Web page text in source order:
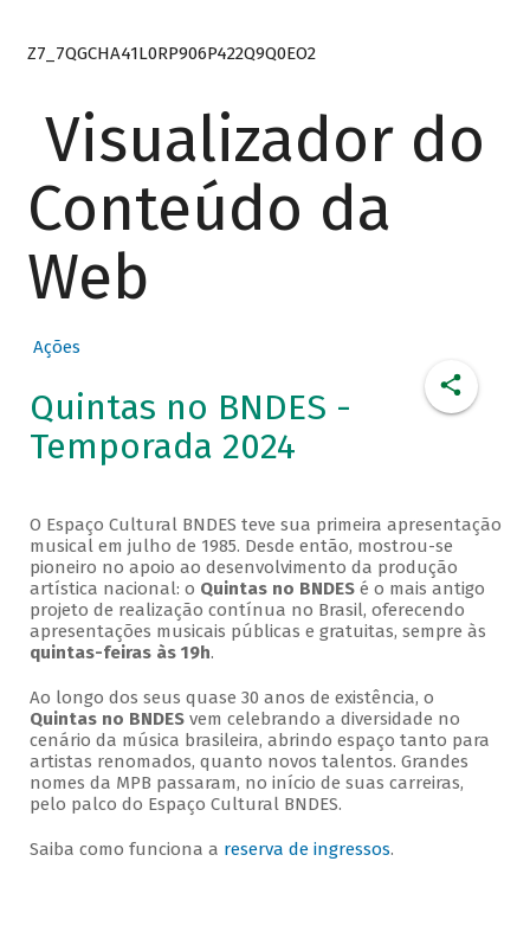
Z7_7QGCHA41L0RP906P422Q9Q0EO2
Visualizador do
Conteúdo da
Web
Ações
Quintas no BNDES -
Temporada 2024
O Espaço Cultural BNDES teve sua primeira apresentação
musical em julho de 1985. Desde então, mostrou-se
pioneiro no apoio ao desenvolvimento da produção
artística nacional: o Quintas no BNDESé o mais antigo
projeto de realização contínua no Brasil, oferecendo
apresentações musicais públicas e gratuitas, sempre às
quintas-feiras às 19h.
Ao longo dos seus quase 30 anos de existência, o
Quintas no BNDESvem celebrando a diversidade no
cenário da música brasileira, abrindo espaço tanto para
artistas renomados, quanto novos talentos. Grandes
nomes da MPB passaram, no início de suas carreiras,
pelo palco do Espaço Cultural BNDES.
Saiba como funciona a reserva de ingressos.